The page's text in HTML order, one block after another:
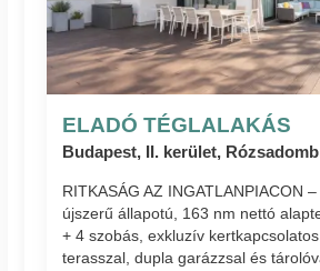
ELADÓ TÉGLALAKÁS
Budapest, II. kerület, Rózsadomb
RITKASÁG AZ INGATLANPIACON
újszerű állapotú, 163 nm nettó
+ 4 szobás, exkluzív
terasszal, dupla garázzsal és